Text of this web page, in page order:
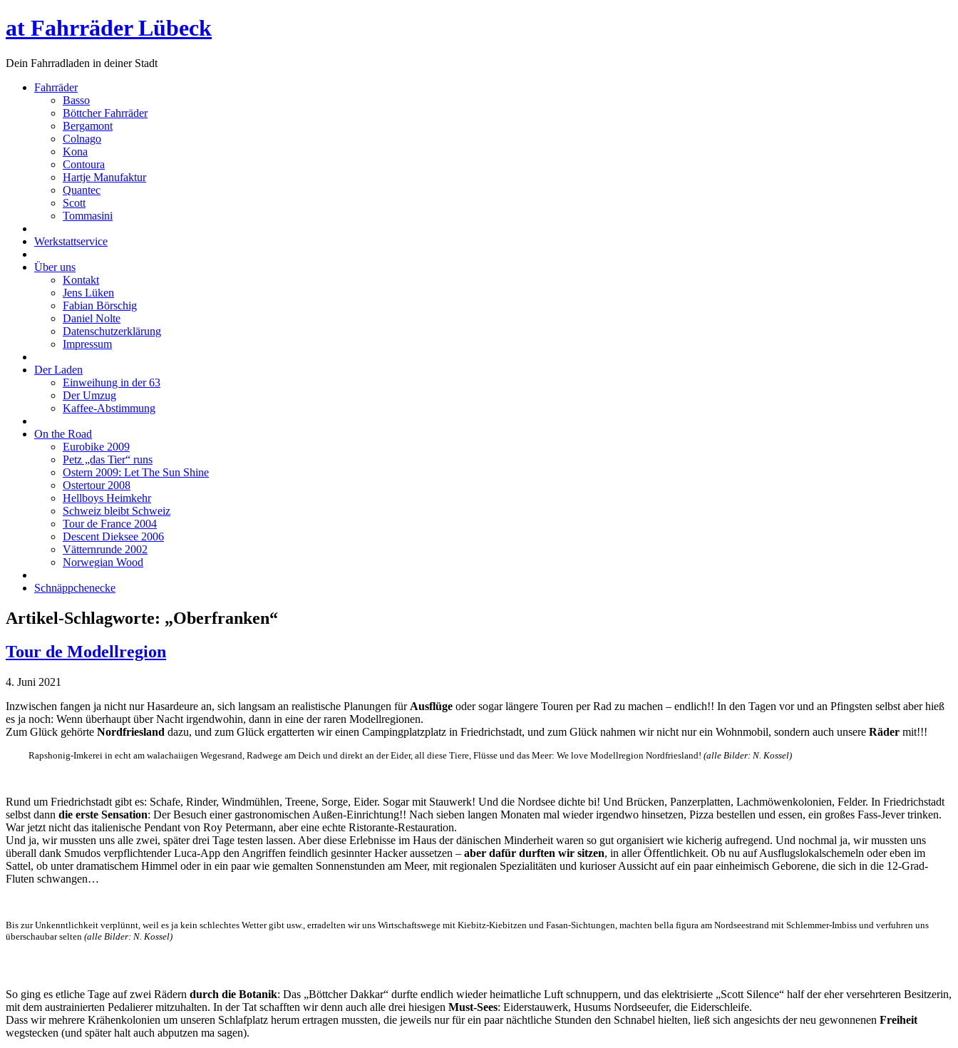
at Fahrräder Lübeck
Dein Fahrradladen in deiner Stadt
Fahrräder
Basso
Böttcher Fahrräder
Bergamont
Colnago
Kona
Contoura
Hartje Manufaktur
Quantec
Scott
Tommasini
Werkstattservice
Über uns
Kontakt
Jens Lüken
Fabian Börschig
Daniel Nolte
Datenschutzerklärung
Impressum
Der Laden
Einweihung in der 63
Der Umzug
Kaffee-Abstimmung
On the Road
Eurobike 2009
Petz „das Tier“ runs
Ostern 2009: Let The Sun Shine
Ostertour 2008
Hellboys Heimkehr
Schweiz bleibt Schweiz
Tour de France 2004
Descent Dieksee 2006
Vätternrunde 2002
Norwegian Wood
Schnäppchenecke
Artikel-Schlagworte: „Oberfranken“
Tour de Modellregion
4. Juni 2021
Inzwischen fangen ja nicht nur Hasardeure an, sich langsam an realistische Planungen für Ausflüge oder sogar längere Touren per Rad zu machen – endlich!! In den Tagen vor und an Pfingsten selbst aber hieß
es ja noch: Wenn überhaupt über Nacht irgendwohin, dann in eine der raren Modellregionen.
Zum Glück gehörte Nordfriesland dazu, und zum Glück ergatterten wir einen Campingplatzplatz in Friedrichstadt, und zum Glück nahmen wir nicht nur ein Wohnmobil, sondern auch unsere Räder mit!!!
Rapshonig-Imkerei in echt am walachaiigen Wegesrand, Radwege am Deich und direkt an der Eider, all diese Tiere, Flüsse und das Meer: We love Modellregion Nordfriesland! (alle Bilder: N. Kossel)
Rund um Friedrichstadt gibt es: Schafe, Rinder, Windmühlen, Treene, Sorge, Eider. Sogar mit Stauwerk! Und die Nordsee dichte bi! Und Brücken, Panzerplatten, Lachmöwenkolonien, Felder. In Friedrichstadt
selbst dann die erste Sensation: Der Besuch einer gastronomischen Außen-Einrichtung!! Nach sieben langen Monaten mal wieder irgendwo hinsetzen, Pizza bestellen und essen, ein großes Fass-Jever trinken.
War jetzt nicht das italienische Pendant von Roy Petermann, aber eine echte Ristorante-Restauration.
Und ja, wir mussten uns alle zwei, später drei Tage testen lassen. Aber diese Erlebnisse im Haus der dänischen Minderheit waren so gut organisiert wie kicherig aufregend. Und nochmal ja, wir mussten uns
überall dank Smudos verpflichtender Luca-App den Angriffen feindlich gesinnter Hacker aussetzen – aber dafür durften wir sitzen, in aller Öffentlichkeit. Ob nu auf Ausflugslokalschemeln oder eben im
Sattel, ob unter dramatischem Himmel oder in ein paar wie gemalten Sonnenstunden am Meer, mit regionalen Spezialitäten und kurioser Aussicht auf ein paar einheimisch Geborene, die sich in die 12-Grad-
Fluten schwangen…
Bis zur Unkenntlichkeit verplünnt, weil es ja kein schlechtes Wetter gibt usw., erradelten wir uns Wirtschaftswege mit Kiebitz-Kiebitzen und Fasan-Sichtungen, machten bella figura am Nordseestrand mit Schlemmer-Imbiss und verfuhren uns
überschaubar selten (alle Bilder: N. Kossel)
So ging es etliche Tage auf zwei Rädern durch die Botanik: Das „Böttcher Dakkar“ durfte endlich wieder heimatliche Luft schnuppern, und das elektrisierte „Scott Silence“ half der eher versehrteren Besitzerin,
mit dem austrainierten Pedalierer mitzuhalten. In der Tat schafften wir denn auch alle drei hiesigen Must-Sees: Eiderstauwerk, Husums Nordseeufer, die Eiderschleife.
Dass wir mehrere Krähenkolonien um unseren Schlafplatz herum ertragen mussten, die jeweils nur für ein paar nächtliche Stunden den Schnabel hielten, ließ sich angesichts der neu gewonnenen Freiheit
wegstecken (und später halt auch abputzen ma sagen).